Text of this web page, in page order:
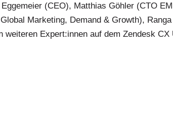
(CEO), Matthias Göhler (CTO
Marketing, Demand & Growth), Ranga
Expert:innen auf dem Zendesk CX